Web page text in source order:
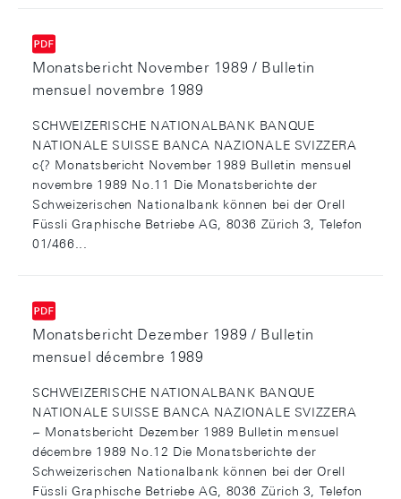
Monatsbericht November 1989 / Bulletin
mensuel novembre 1989
SCHWEIZERISCHE NATIONALBANK BANQUE
NATIONALE SUISSE BANCA NAZIONALE SVIZZERA
c{? Monatsbericht November 1989 Bulletin mensuel
novembre 1989 No.11 Die Monatsberichte der
Schweizerischen Nationalbank können bei der Orell
Füssli Graphische Betriebe AG, 8036 Zürich 3, Telefon
01/466...
Monatsbericht Dezember 1989 / Bulletin
mensuel décembre 1989
SCHWEIZERISCHE NATIONALBANK BANQUE
NATIONALE SUISSE BANCA NAZIONALE SVIZZERA
~ Monatsbericht Dezember 1989 Bulletin mensuel
décembre 1989 No.12 Die Monatsberichte der
Schweizerischen Nationalbank können bei der Orell
Füssli Graphische Betriebe AG, 8036 Zürich 3, Telefon